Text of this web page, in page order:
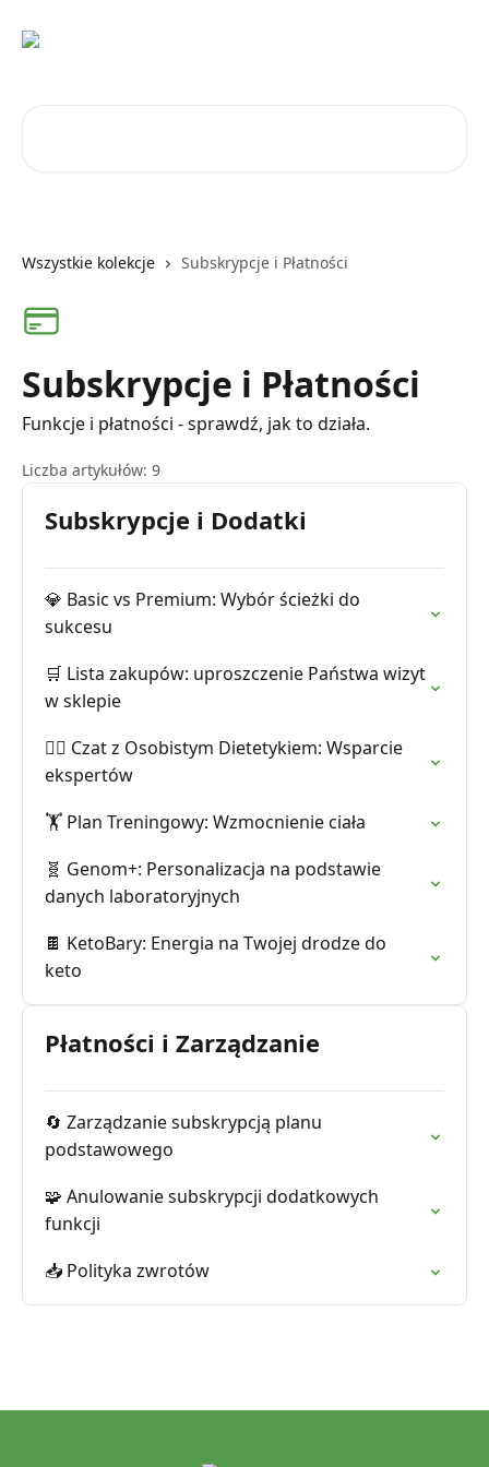
Wszystkie kolekcje Subskrypcje i Płatności
Subskrypcje i Płatności
Funkcje i płatności - sprawdź, jak to działa.
Liczba artykułów: 9
Subskrypcje i Dodatki
💎 Basic vs Premium: Wybór ścieżki do
sukcesu
🛒 Lista zakupów: uproszczenie Państwa wizyt
w sklepie
🧑‍⚕️ Czat z Osobistym Dietetykiem: Wsparcie
ekspertów
🏋️ Plan Treningowy: Wzmocnienie ciała
🧬 Genom+: Personalizacja na podstawie
danych laboratoryjnych
🍫 KetoBary: Energia na Twojej drodze do
keto
Płatności i Zarządzanie
🔄 Zarządzanie subskrypcją planu
podstawowego
🧩 Anulowanie subskrypcji dodatkowych
funkcji
📥 Polityka zwrotów